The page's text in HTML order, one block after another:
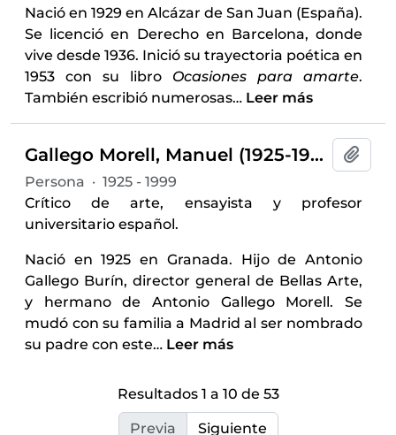
Nació en 1929 en Alcázar de San Juan (España).
Se licenció en Derecho en Barcelona, donde
vive desde 1936. Inició su trayectoria poética en
1953 con su libro Ocasiones para amarte.
También escribió numerosas… Leer más
Gallego Morell, Manuel (1925-1999)
Persona · 1925 - 1999
Crítico de arte, ensayista y profesor
universitario español.
Nació en 1925 en Granada. Hijo de Antonio
Gallego Burín, director general de Bellas Arte,
y hermano de Antonio Gallego Morell. Se
mudó con su familia a Madrid al ser nombrado
su padre con este… Leer más
Resultados 1 a 10 de 53
Previa Siguiente